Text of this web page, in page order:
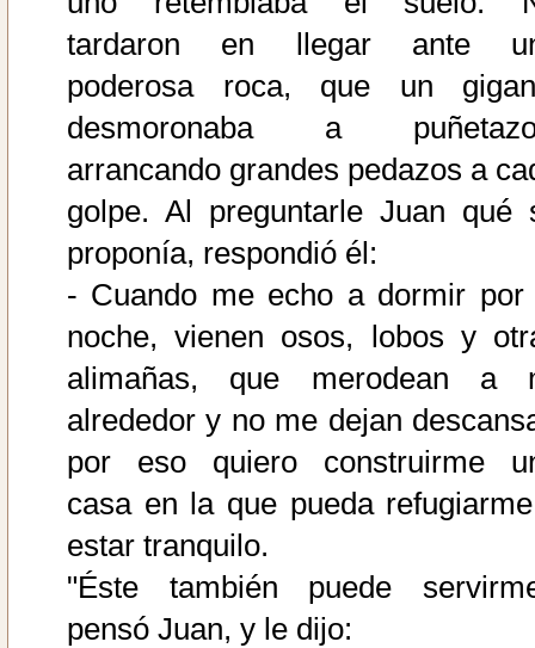
tardaron en llegar ante
poderosa roca, que un
desmoronaba a
arrancando grandes pedazos a
golpe. Al preguntarle Juan qué
proponía, respondió él:
- Cuando me echo a dormir por
noche, vienen osos, lobos y
alimañas, que merodean a
alrededor y no me dejan
por eso quiero construirme
casa en la que pueda
estar tranquilo.
"Éste también puede
pensó Juan, y le dijo: